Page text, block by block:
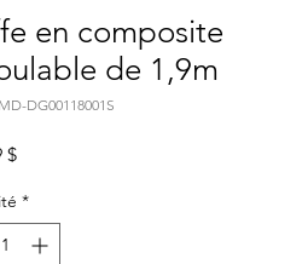
en composite
de 1,9m
DG00118001S
$Prix
*